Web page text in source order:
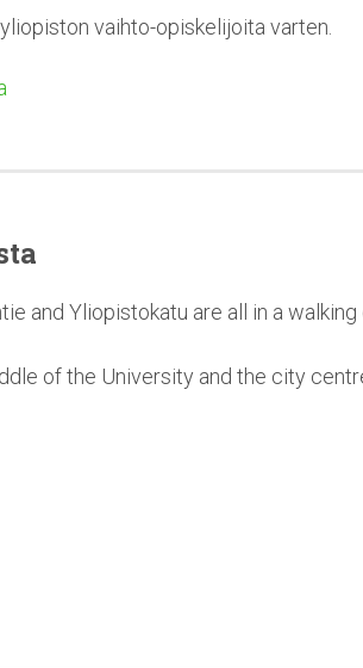
vaihto-opiskelijoita varten.
and Yliopistokatu are all in a
of the University and the city